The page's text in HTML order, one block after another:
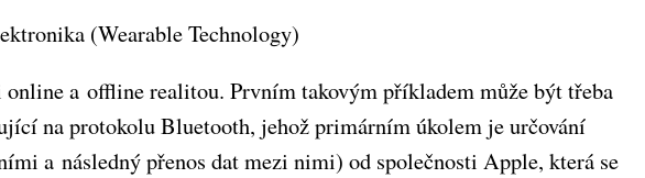
(Wearable Technology)
a offline realitou. Prvním takovým příkladem může být třeba
na protokolu Bluetooth, jehož primárním úkolem je určování
a následný přenos dat mezi nimi) od společnosti Apple, která se